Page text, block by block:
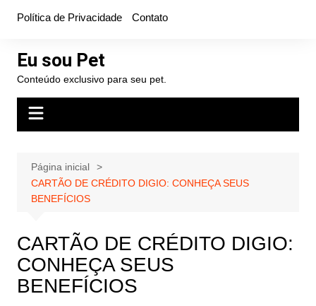
conteúdo
Política de Privacidade Contato
Eu sou Pet
Conteúdo exclusivo para seu pet.
Página inicial
CARTÃO DE CRÉDITO DIGIO: CONHEÇA SEUS
BENEFÍCIOS
CARTÃO DE CRÉDITO DIGIO:
CONHEÇA SEUS
BENEFÍCIOS